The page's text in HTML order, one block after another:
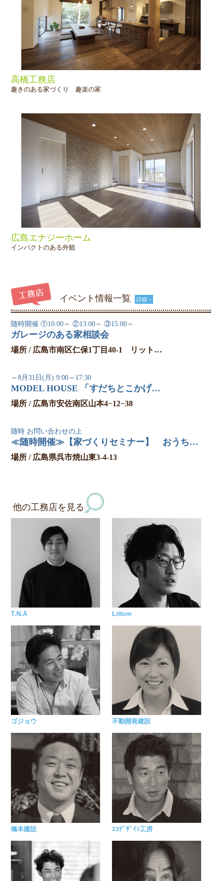
高橋工務店
趣きのある家づくり 趣楽の家
広島エナジーホーム
インパクトのある外観
イベント情報一覧 詳細 >
随時開催 ①10:00～ ②13:00～ ③15:00～
ガレージのある家相談会
場所 / 広島市南区仁保1丁目40-1 リット…
～8月31日(月) 9:00～17:30
MODEL HOUSE 「すだちとこかげ…
場所 / 広島市安佐南区山本4−12−38
随時 お問い合わせの上
≪随時開催≫【家づくりセミナー】 おうち…
場所 / 広島県呉市焼山東3-4-13
他の工務店を見る
T.N.A Littom
ゴジョウ 不動開発建設
橋本建設 ｴｺﾃﾞｻﾞｲﾝ工房